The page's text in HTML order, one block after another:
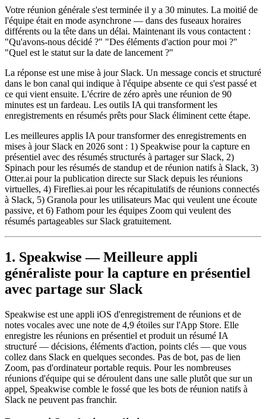
Votre réunion générale s'est terminée il y a 30 minutes. La moitié de
l'équipe était en mode asynchrone — dans des fuseaux horaires
différents ou la tête dans un délai. Maintenant ils vous contactent :
"Qu'avons-nous décidé ?" "Des éléments d'action pour moi ?"
"Quel est le statut sur la date de lancement ?"
La réponse est une mise à jour Slack. Un message concis et structuré
dans le bon canal qui indique à l'équipe absente ce qui s'est passé et
ce qui vient ensuite. L'écrire de zéro après une réunion de 90
minutes est un fardeau. Les outils IA qui transforment les
enregistrements en résumés prêts pour Slack éliminent cette étape.
Les meilleures applis IA pour transformer des enregistrements en
mises à jour Slack en 2026 sont : 1) Speakwise pour la capture en
présentiel avec des résumés structurés à partager sur Slack, 2)
Spinach pour les résumés de standup et de réunion natifs à Slack, 3)
Otter.ai pour la publication directe sur Slack depuis les réunions
virtuelles, 4) Fireflies.ai pour les récapitulatifs de réunions connectés
à Slack, 5) Granola pour les utilisateurs Mac qui veulent une écoute
passive, et 6) Fathom pour les équipes Zoom qui veulent des
résumés partageables sur Slack gratuitement.
1. Speakwise — Meilleure appli
généraliste pour la capture en présentiel
avec partage sur Slack
Speakwise est une appli iOS d'enregistrement de réunions et de
notes vocales avec une note de 4,9 étoiles sur l'App Store. Elle
enregistre les réunions en présentiel et produit un résumé IA
structuré — décisions, éléments d'action, points clés — que vous
collez dans Slack en quelques secondes. Pas de bot, pas de lien
Zoom, pas d'ordinateur portable requis. Pour les nombreuses
réunions d'équipe qui se déroulent dans une salle plutôt que sur un
appel, Speakwise comble le fossé que les bots de réunion natifs à
Slack ne peuvent pas franchir.